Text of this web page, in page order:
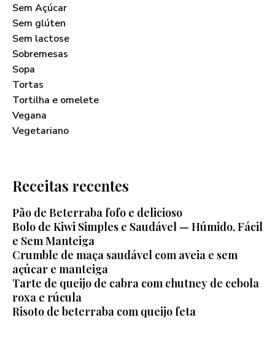
Sem Açúcar
Sem glúten
Sem lactose
Sobremesas
Sopa
Tortas
Tortilha e omelete
Vegana
Vegetariano
Receitas recentes
Pão de Beterraba fofo e delicioso
Bolo de Kiwi Simples e Saudável — Húmido, Fácil
e Sem Manteiga
Crumble de maça saudável com aveia e sem
açúcar e manteiga
Tarte de queijo de cabra com chutney de cebola
roxa e rúcula
Risoto de beterraba com queijo feta